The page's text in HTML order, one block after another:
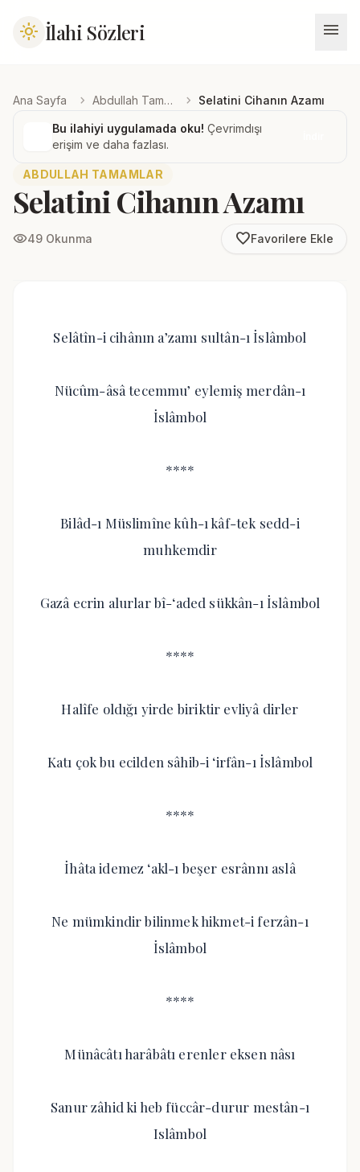
light_mode İlahi Sözleri menu
Ana Sayfa chevron_right Abdullah Tamamlar chevron_right Selatini Cihanın Azamı
Bu ilahiyi uygulamada oku! Çevrimdışı
erişim ve daha fazlası.
ABDULLAH TAMAMLAR
Selatini Cihanın Azamı
visibility49 Okunma favorite_borderFavorilere Ekle
Selâtîn-i cihânın a’zamı sultân-ı İslâmbol
Nücûm-âsâ tecemmu’ eylemiş merdân-ı
İslâmbol
****
Bilâd-ı Müslimîne kûh-ı kâf-tek sedd-i
muhkemdir
Gazâ ecrin alurlar bî-‘aded sükkân-ı İslâmbol
****
Halîfe oldığı yirde biriktir evliyâ dirler
Katı çok bu ecilden sâhib-i ‘irfân-ı İslâmbol
****
İhâta idemez ‘akl-ı beşer esrânnı aslâ
Ne mümkindir bilinmek hikmet-i ferzân-ı
İslâmbol
****
Münâcâtı harâbâtı erenler eksen nâsı
Sanur zâhid ki heb füccâr-durur mestân-ı
Islâmbol